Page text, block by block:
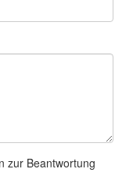
zur Beantwortung